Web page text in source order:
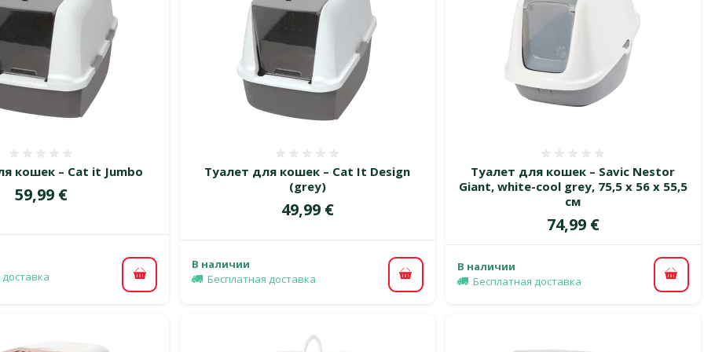
кошек – Cat it Jumbo
Цена
59,99 €
В корзину
Туалет для кошек – Cat It Design
(grey)
Цена
49,99 €
В наличии
Бесплатная доставка
В корзину
Туалет для кошек – Savic Nestor
Giant, white-cool grey, 75,5 x 56 x 55,5
см
Цена
74,99 €
В наличии
Бесплатная доставка
В